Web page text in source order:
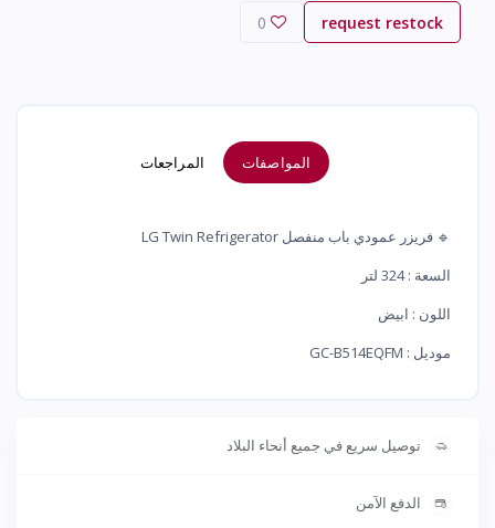
request restock
0
المواصفات المراجعات
🔹 فريزر عمودي باب منفصل LG Twin Refrigerator
السعة : 324 لتر
اللون : ابيض
موديل : GC-B514EQFM
توصيل سريع في جميع أنحاء البلاد
الدفع الآمن